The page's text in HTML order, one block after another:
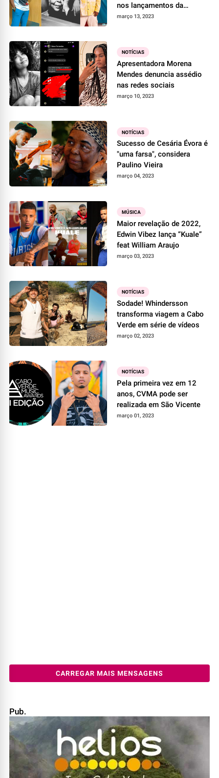
nos lançamentos da
semana
março 13, 2023
NOTÍCIAS
Apresentadora Morena
Mendes denuncia assédio
nas redes sociais
março 10, 2023
NOTÍCIAS
Sucesso de Cesária Évora é
"uma farsa", considera
Paulino Vieira
março 04, 2023
MÚSICA
Maior revelação de 2022,
Edwin Vibez lança “Kuale”
feat William Araujo
março 03, 2023
NOTÍCIAS
Sodade! Whindersson
transforma viagem a Cabo
Verde em série de vídeos
março 02, 2023
NOTÍCIAS
Pela primeira vez em 12
anos, CVMA pode ser
realizada em São Vicente
março 01, 2023
CARREGAR MAIS MENSAGENS
Pub.